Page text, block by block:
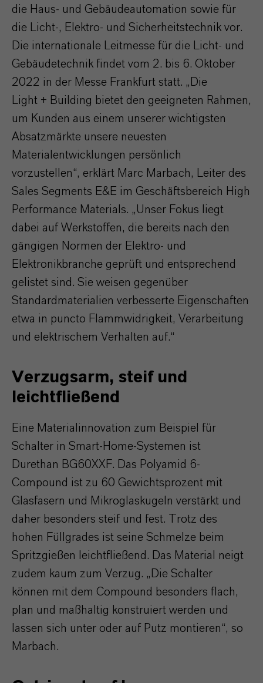
die Haus- und Gebäudeautomation sowie für
die Licht-, Elektro- und Sicherheitstechnik vor.
Die internationale Leitmesse für die Licht- und
Gebäudetechnik findet vom 2. bis 6. Oktober
2022 in der Messe Frankfurt statt. „Die
Light + Building bietet den geeigneten Rahmen,
um Kunden aus einem unserer wichtigsten
Absatzmärkte unsere neuesten
Materialentwicklungen persönlich
vorzustellen“, erklärt Marc Marbach, Leiter des
Sales Segments E&E im Geschäftsbereich High
Performance Materials. „Unser Fokus liegt
dabei auf Werkstoffen, die bereits nach den
gängigen Normen der Elektro- und
Elektronikbranche geprüft und entsprechend
gelistet sind. Sie weisen gegenüber
Standardmaterialien verbesserte Eigenschaften
etwa in puncto Flammwidrigkeit, Verarbeitung
und elektrischem Verhalten auf.“
Verzugsarm, steif und
leichtfließend
Eine Materialinnovation zum Beispiel für
Schalter in Smart-Home-Systemen ist
Durethan BG60XXF. Das Polyamid 6-
Compound ist zu 60 Gewichtsprozent mit
Glasfasern und Mikroglaskugeln verstärkt und
daher besonders steif und fest. Trotz des
hohen Füllgrades ist seine Schmelze beim
Spritzgießen leichtfließend. Das Material neigt
zudem kaum zum Verzug. „Die Schalter
können mit dem Compound besonders flach,
plan und maßhaltig konstruiert werden und
lassen sich unter oder auf Putz montieren“, so
Marbach.